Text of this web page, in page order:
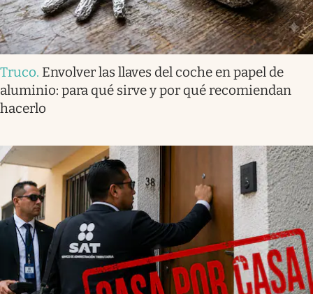
Truco. Envolver las llaves del coche en papel de
aluminio: para qué sirve y por qué recomiendan
hacerlo